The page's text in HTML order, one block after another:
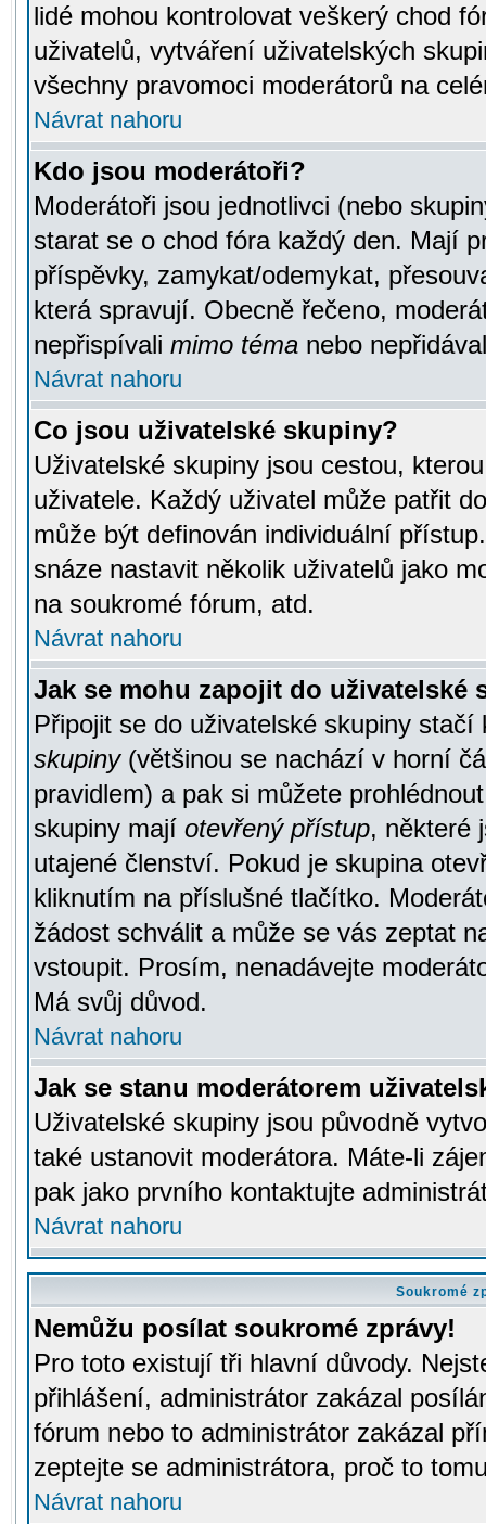
lidé mohou kontrolovat veškerý chod
uživatelů, vytváření uživatelských
všechny pravomoci moderátorů na
Návrat nahoru
Kdo jsou moderátoři?
Moderátoři jsou jednotlivci (nebo
starat se o chod fóra každý den. Mají
příspěvky, zamykat/odemykat,
která spravují. Obecně řečeno,
nepřispívali mimo téma nebo
Návrat nahoru
Co jsou uživatelské skupiny?
Uživatelské skupiny jsou cestou,
uživatele. Každý uživatel může patřit
může být definován individuální
snáze nastavit několik uživatelů jako
na soukromé fórum, atd.
Návrat nahoru
Jak se mohu zapojit do uživatelské
Připojit se do uživatelské skupiny
skupiny(většinou se nachází v horní
pravidlem) a pak si můžete
skupiny mají otevřený přístup, některé
utajené členství. Pokud je skupina
kliknutím na příslušné tlačítko.
žádost schválit a může se vás zeptat
vstoupit. Prosím, nenadávejte
Má svůj důvod.
Návrat nahoru
Jak se stanu moderátorem
Uživatelské skupiny jsou původně
také ustanovit moderátora. Máte-li
pak jako prvního kontaktujte
Návrat nahoru
Soukromé
Nemůžu posílat soukromé zprávy!
Pro toto existují tři hlavní důvody.
přihlášení, administrátor zakázal
fórum nebo to administrátor zakázal
zeptejte se administrátora, proč to
Návrat nahoru